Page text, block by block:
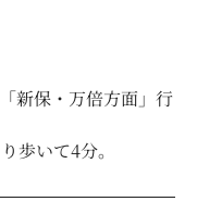
新保・万倍方面」行
歩いて4分。